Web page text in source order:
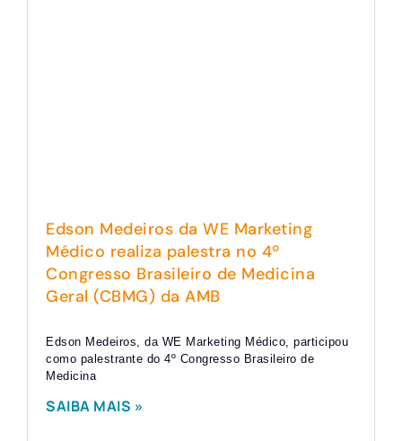
Edson Medeiros da WE Marketing
Médico realiza palestra no 4º
Congresso Brasileiro de Medicina
Geral (CBMG) da AMB
Edson Medeiros, da WE Marketing Médico, participou
como palestrante do 4º Congresso Brasileiro de
Medicina
SAIBA MAIS »